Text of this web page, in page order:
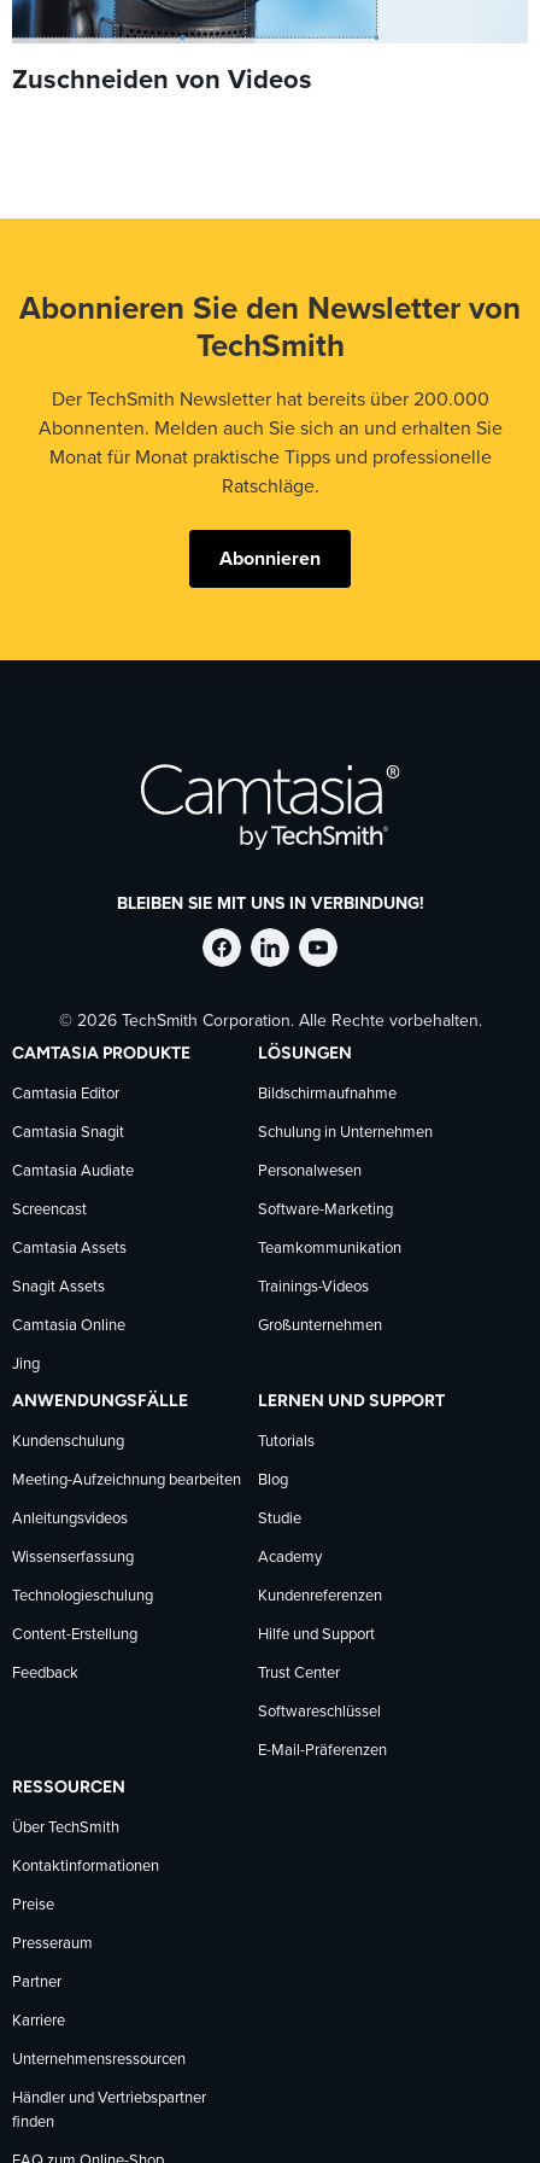
Zuschneiden von Videos
Abonnieren Sie den Newsletter von
TechSmith
Der TechSmith Newsletter hat bereits über 200.000
Abonnenten. Melden auch Sie sich an und erhalten Sie
Monat für Monat praktische Tipps und professionelle
Ratschläge.
Abonnieren
BLEIBEN SIE MIT UNS IN VERBINDUNG!
TechSmith
auf
Facebook
folgen
TechSmith
auf
LinkedIn
folgen
TechSmith
auf
YouTube
folgen
© 2026 TechSmith Corporation. Alle Rechte vorbehalten.
CAMTASIA PRODUKTE
Camtasia Editor
Camtasia Snagit
Camtasia Audiate
Screencast
Camtasia Assets
Snagit Assets
Camtasia Online
Jing
LÖSUNGEN
Bildschirmaufnahme
Schulung in Unternehmen
Personalwesen
Software-Marketing
Teamkommunikation
Trainings-Videos
Großunternehmen
ANWENDUNGSFÄLLE
Kundenschulung
Meeting-Aufzeichnung bearbeiten
Anleitungsvideos
Wissenserfassung
Technologieschulung
Content-Erstellung
Feedback
LERNEN UND SUPPORT
Tutorials
Blog
Studie
Academy
Kundenreferenzen
Hilfe und Support
Trust Center
Softwareschlüssel
E-Mail-Präferenzen
RESSOURCEN
Über TechSmith
Kontaktinformationen
Preise
Presseraum
Partner
Karriere
Unternehmensressourcen
Händler und Vertriebspartner
finden